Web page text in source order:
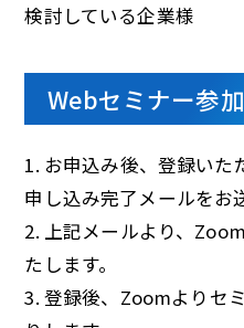
検討している企業様
Webセミナー参
1. お申込み後、登録いた
申し込み完了メールをお
2. 上記メールより、
たします。
3. 登録後、Zoomよりセ